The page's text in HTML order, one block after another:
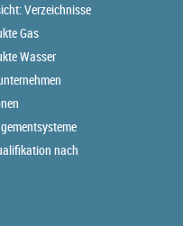
Verzeichnisse
Gas
Wasser
nach